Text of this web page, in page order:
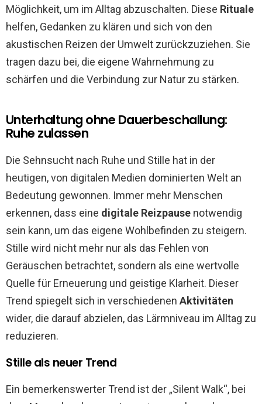
Möglichkeit, um im Alltag abzuschalten. Diese Rituale
helfen, Gedanken zu klären und sich von den
akustischen Reizen der Umwelt zurückzuziehen. Sie
tragen dazu bei, die eigene Wahrnehmung zu
schärfen und die Verbindung zur Natur zu stärken.
Unterhaltung ohne Dauerbeschallung:
Ruhe zulassen
Die Sehnsucht nach Ruhe und Stille hat in der
heutigen, von digitalen Medien dominierten Welt an
Bedeutung gewonnen. Immer mehr Menschen
erkennen, dass eine digitale Reizpause notwendig
sein kann, um das eigene Wohlbefinden zu steigern.
Stille wird nicht mehr nur als das Fehlen von
Geräuschen betrachtet, sondern als eine wertvolle
Quelle für Erneuerung und geistige Klarheit. Dieser
Trend spiegelt sich in verschiedenen Aktivitäten
wider, die darauf abzielen, das Lärmniveau im Alltag zu
reduzieren.
Stille als neuer Trend
Ein bemerkenswerter Trend ist der „Silent Walk“, bei